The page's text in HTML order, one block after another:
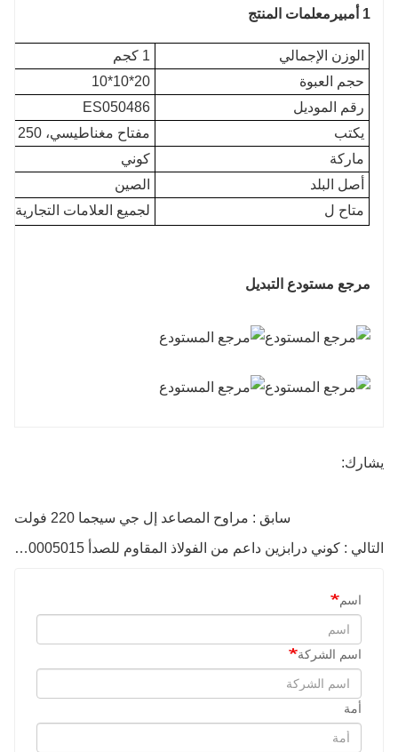
1 أمبير معلمات المنتج
الوزن الإجمالي
1 كجم
حجم العبوة
20*10*10
رقم الموديل
ES050486
يكتب
مفتاح مغناطيسي، 250 فولت تيار متردد 1 أمبير
ماركة
كوني
أصل البلد
الصين
متاح ل
لجميع العلامات
مرجع مستودع التبديل
يشارك:
سابق : مراوح المصاعد إل جي سيجما 220 فولت
التالي : كوني درابزين داعم من الفولاذ المقاوم للصدأ Metacon KM50005015
اسم
اسم الشركة
أمة